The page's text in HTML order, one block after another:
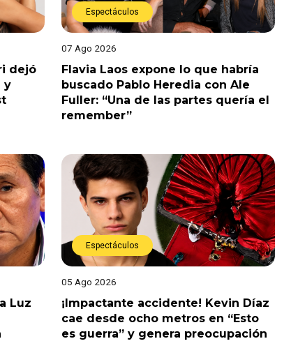
dejó
y
Espectáculos
07 Ago 2026
Flavia Laos expone lo que habría
buscado Pablo Heredia con Ale
Fuller: “Una de las partes quería el
remember”
Luz
Espectáculos
05 Ago 2026
¡Impactante accidente! Kevin Díaz
cae desde ocho metros en “Esto
es guerra” y genera preocupación